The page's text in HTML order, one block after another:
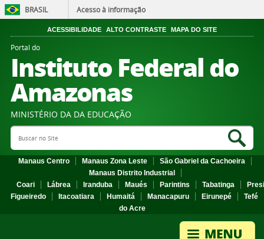
BRASIL Acesso à informação
ACESSIBILIDADE ALTO CONTRASTE MAPA DO SITE
Portal do
Instituto Federal do
Amazonas
MINISTÉRIO DA DA EDUCAÇÃO
Search Site
Manaus Centro Manaus Zona Leste
São Gabriel da Cachoeira
Manaus Distrito Industrial
Coari
Lábrea Iranduba Maués Parintins Tabatinga
Figueiredo
Itacoatiara Humaitá Manacapuru Eirunepé
Tefé
do Acre